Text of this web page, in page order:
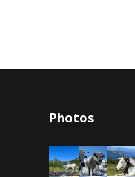
Photos